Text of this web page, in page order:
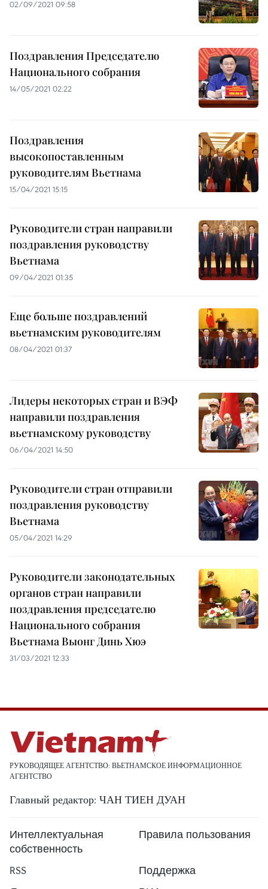
02/09/2021 09:58
Поздравления Председателю
Национального собрания
14/05/2021 02:22
Поздравления
высокопоставленным
руководителям Вьетнама
15/04/2021 15:15
Руководители стран направили
поздравления руководству
Вьетнама
09/04/2021 01:35
Еще больше поздравлений
вьетнамским руководителям
08/04/2021 01:37
Лидеры некоторых стран и ВЭФ
направили поздравления
вьетнамскому руководству
06/04/2021 14:50
Руководители стран отправили
поздравления руководству
Вьетнама
05/04/2021 14:29
Руководители законодательных
органов стран направили
поздравления председателю
Национального собрания
Вьетнама Выонг Динь Хюэ
31/03/2021 12:33
РУКОВОДЯЩЕЕ АГЕНТСТВО: ВЬЕТНАМСКОЕ ИНФОРМАЦИОННОЕ
АГЕНТСТВО
Главный редактор: ЧАН ТИЕН ДУАН
Интеллектуальная
собственность
Правила пользования
RSS
Поддержка